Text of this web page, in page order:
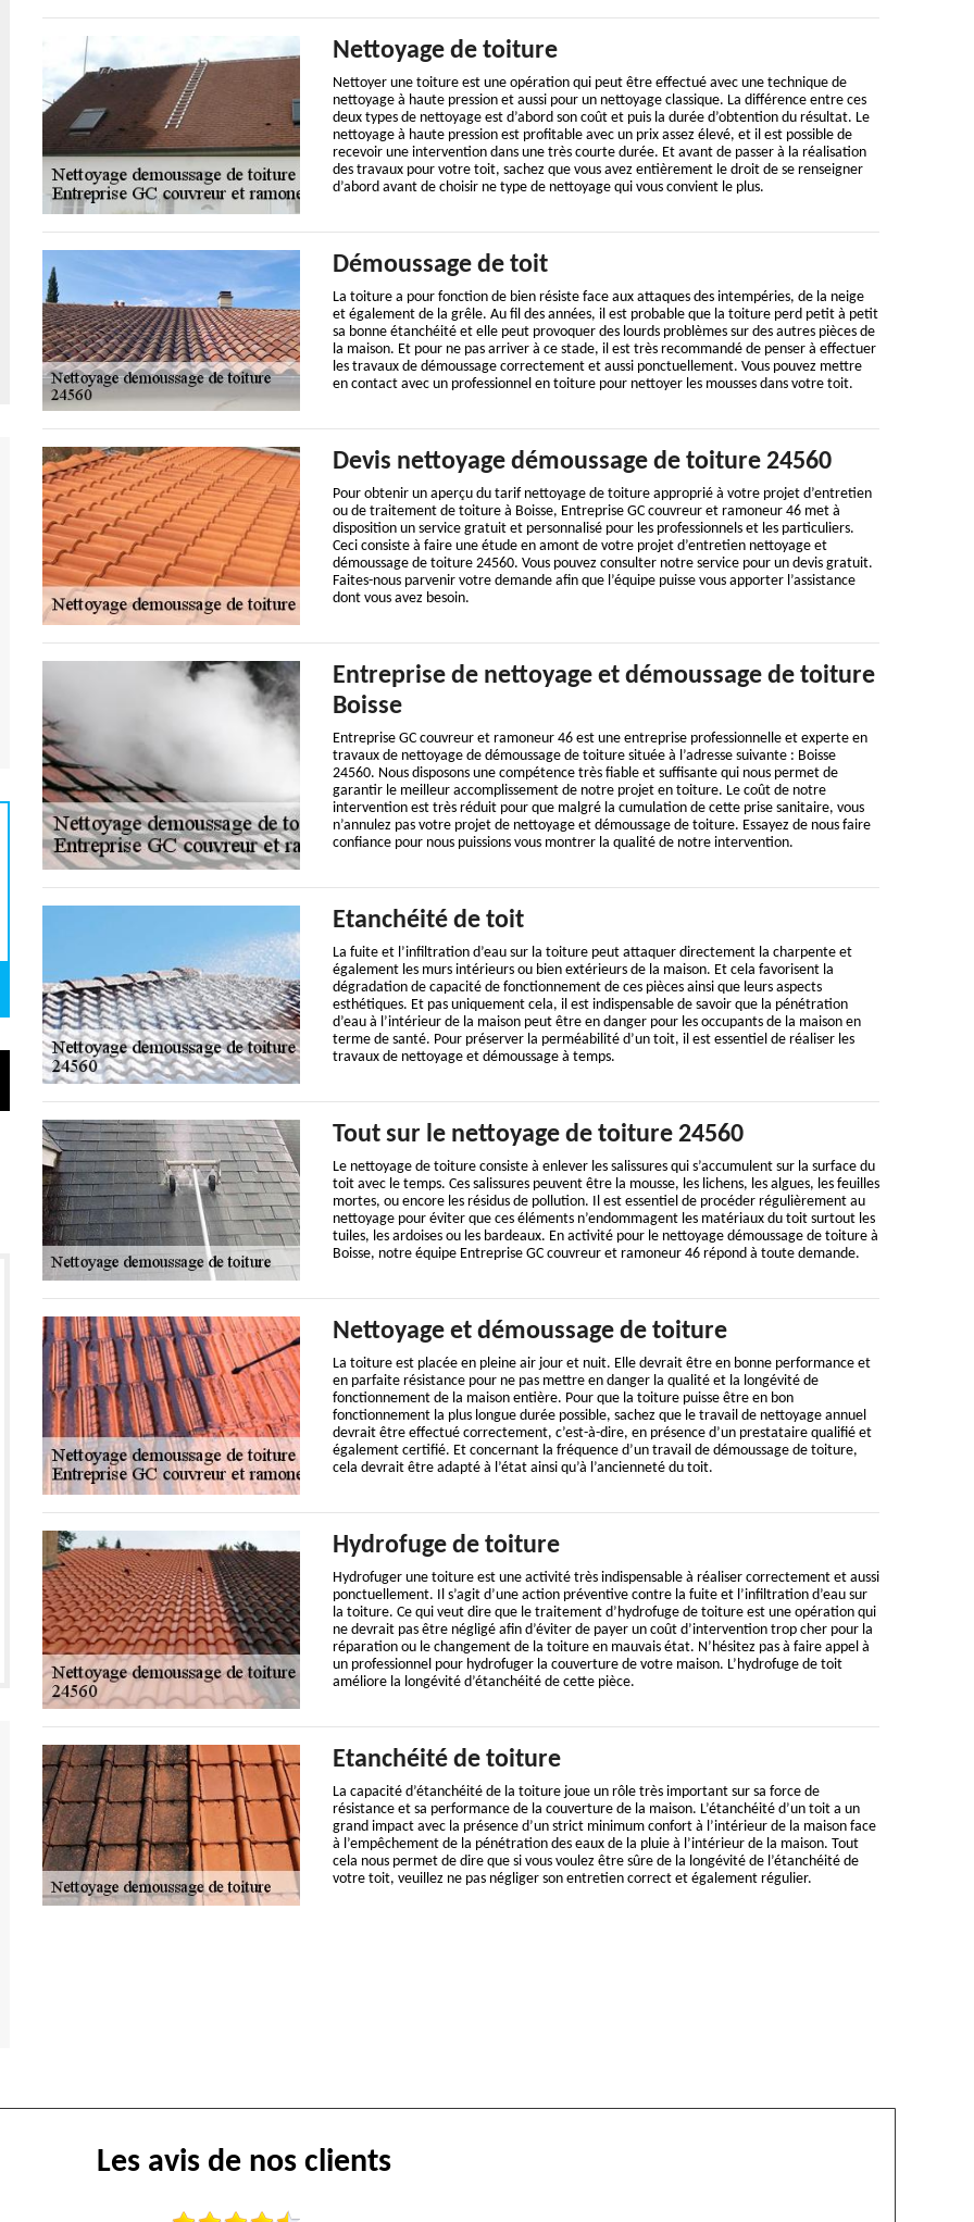
Nettoyage de toiture
Nettoyer une toiture est une opération qui peut être effectué avec une technique de
nettoyage à haute pression et aussi pour un nettoyage classique. La différence entre ces
deux types de nettoyage est d’abord son coût et puis la durée d’obtention du résultat. Le
nettoyage à haute pression est profitable avec un prix assez élevé, et il est possible de
recevoir une intervention dans une très courte durée. Et avant de passer à la réalisation
des travaux pour votre toit, sachez que vous avez entièrement le droit de se renseigner
d’abord avant de choisir ne type de nettoyage qui vous convient le plus.
Démoussage de toit
La toiture a pour fonction de bien résiste face aux attaques des intempéries, de la neige
et également de la grêle. Au fil des années, il est probable que la toiture perd petit à petit
sa bonne étanchéité et elle peut provoquer des lourds problèmes sur des autres pièces de
la maison. Et pour ne pas arriver à ce stade, il est très recommandé de penser à effectuer
les travaux de démoussage correctement et aussi ponctuellement. Vous pouvez mettre
en contact avec un professionnel en toiture pour nettoyer les mousses dans votre toit.
Devis nettoyage démoussage de toiture 24560
Pour obtenir un aperçu du tarif nettoyage de toiture approprié à votre projet d’entretien
ou de traitement de toiture à Boisse, Entreprise GC couvreur et ramoneur 46 met à
disposition un service gratuit et personnalisé pour les professionnels et les particuliers.
Ceci consiste à faire une étude en amont de votre projet d’entretien nettoyage et
démoussage de toiture 24560. Vous pouvez consulter notre service pour un devis gratuit.
Faites-nous parvenir votre demande afin que l’équipe puisse vous apporter l’assistance
dont vous avez besoin.
Entreprise de nettoyage et démoussage de toiture
Boisse
Entreprise GC couvreur et ramoneur 46 est une entreprise professionnelle et experte en
travaux de nettoyage de démoussage de toiture située à l’adresse suivante : Boisse
24560. Nous disposons une compétence très fiable et suffisante qui nous permet de
garantir le meilleur accomplissement de notre projet en toiture. Le coût de notre
intervention est très réduit pour que malgré la cumulation de cette prise sanitaire, vous
n’annulez pas votre projet de nettoyage et démoussage de toiture. Essayez de nous faire
confiance pour nous puissions vous montrer la qualité de notre intervention.
Etanchéité de toit
La fuite et l’infiltration d’eau sur la toiture peut attaquer directement la charpente et
également les murs intérieurs ou bien extérieurs de la maison. Et cela favorisent la
dégradation de capacité de fonctionnement de ces pièces ainsi que leurs aspects
esthétiques. Et pas uniquement cela, il est indispensable de savoir que la pénétration
d’eau à l’intérieur de la maison peut être en danger pour les occupants de la maison en
terme de santé. Pour préserver la perméabilité d’un toit, il est essentiel de réaliser les
travaux de nettoyage et démoussage à temps.
Tout sur le nettoyage de toiture 24560
Le nettoyage de toiture consiste à enlever les salissures qui s’accumulent sur la surface du
toit avec le temps. Ces salissures peuvent être la mousse, les lichens, les algues, les feuilles
mortes, ou encore les résidus de pollution. Il est essentiel de procéder régulièrement au
nettoyage pour éviter que ces éléments n’endommagent les matériaux du toit surtout les
tuiles, les ardoises ou les bardeaux. En activité pour le nettoyage démoussage de toiture à
Boisse, notre équipe Entreprise GC couvreur et ramoneur 46 répond à toute demande.
Nettoyage et démoussage de toiture
La toiture est placée en pleine air jour et nuit. Elle devrait être en bonne performance et
en parfaite résistance pour ne pas mettre en danger la qualité et la longévité de
fonctionnement de la maison entière. Pour que la toiture puisse être en bon
fonctionnement la plus longue durée possible, sachez que le travail de nettoyage annuel
devrait être effectué correctement, c’est-à-dire, en présence d’un prestataire qualifié et
également certifié. Et concernant la fréquence d’un travail de démoussage de toiture,
cela devrait être adapté à l’état ainsi qu’à l’ancienneté du toit.
Hydrofuge de toiture
Hydrofuger une toiture est une activité très indispensable à réaliser correctement et aussi
ponctuellement. Il s’agit d’une action préventive contre la fuite et l’infiltration d’eau sur
la toiture. Ce qui veut dire que le traitement d’hydrofuge de toiture est une opération qui
ne devrait pas être négligé afin d’éviter de payer un coût d’intervention trop cher pour la
réparation ou le changement de la toiture en mauvais état. N’hésitez pas à faire appel à
un professionnel pour hydrofuger la couverture de votre maison. L’hydrofuge de toit
améliore la longévité d’étanchéité de cette pièce.
Etanchéité de toiture
La capacité d’étanchéité de la toiture joue un rôle très important sur sa force de
résistance et sa performance de la couverture de la maison. L’étanchéité d’un toit a un
grand impact avec la présence d’un strict minimum confort à l’intérieur de la maison face
à l’empêchement de la pénétration des eaux de la pluie à l’intérieur de la maison. Tout
cela nous permet de dire que si vous voulez être sûre de la longévité de l’étanchéité de
votre toit, veuillez ne pas négliger son entretien correct et également régulier.
Les avis de nos clients